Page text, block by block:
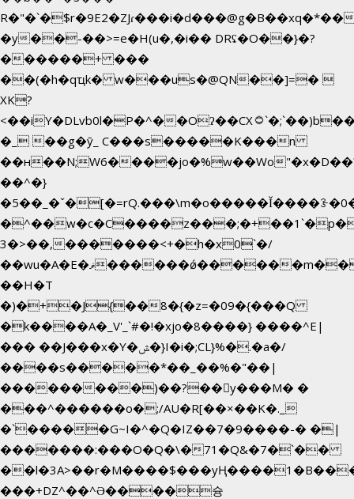
�y��-��>=e�H(u�,�i�� DRʢ�O��}�?
������+ ���
��(�h�qҵk� w���us�@QN��]=� 
XK?
<��iY�DLvb0l�P�^��Oʔ��CX۝`�;`��)b���'�p�&v5(�
�_ ��g�ӯ_ C���s�����K���n
��н��N;W6����jo�%w��Wo
��^�}
�5��
3�>��,�������<+�h�x0`�/
��wu�A�E�ޥ������ǿ������m��d�C��9��e�D��1�2�/
��H�T
�)�+�J{��8�{�z=�09�{���Q
�k����A�_V'_`#�!�xjo�8����} ����^E|
��� ��J���x�Y�ݜ�}I�i�;CL}%�.�a�/
����s�����*��_��%�"��|
���������)��?��򥞾y���M� �
���^������o�;/AU�R[��×��K�._
�`�����G~I�^�Q�IZ��7�9����-� �|
�������:���O�Q�\�71�Q&�7�`��
���+DZ^��^Ə����슝